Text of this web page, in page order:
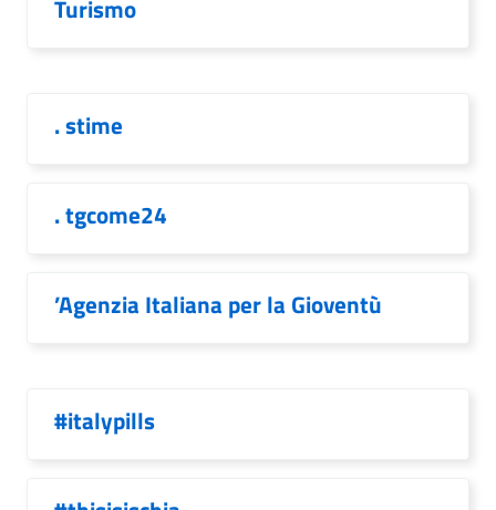
Turismo
. stime
. tgcome24
’Agenzia Italiana per la Gioventù
#italypills